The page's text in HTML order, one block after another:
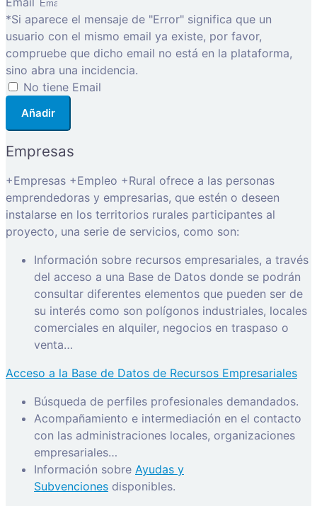
*Si aparece el mensaje de "Error" significa que un
usuario con el mismo email ya existe, por favor,
compruebe que dicho email no está en la plataforma,
sino abra una incidencia.
No tiene Email
Añadir
Empresas
+Empresas +Empleo +Rural ofrece a las personas
emprendedoras y empresarias, que estén o deseen
instalarse en los territorios rurales participantes al
proyecto, una serie de servicios, como son:
Información sobre recursos empresariales, a través
del acceso a una Base de Datos donde se podrán
consultar diferentes elementos que pueden ser de
su interés como son polígonos industriales, locales
comerciales en alquiler, negocios en traspaso o
venta…
Acceso a la Base de Datos de Recursos Empresariales
Búsqueda de perfiles profesionales demandados.
Acompañamiento e intermediación en el contacto
con las administraciones locales, organizaciones
empresariales…
Información sobre Ayudas y
Subvenciones disponibles.